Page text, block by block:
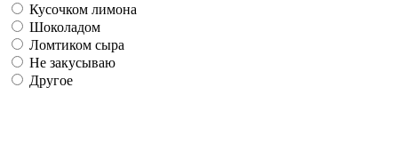
Кусочком лимона
Шоколадом
Ломтиком сыра
Не закусываю
Другое